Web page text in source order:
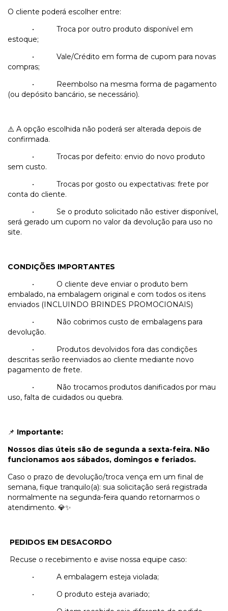
O cliente poderá escolher entre:
•
Troca por outro produto disponível em
estoque;
•
Vale/Crédito em forma de cupom para novas
compras;
•
Reembolso na mesma forma de pagamento
(ou depósito bancário, se necessário).
⚠️ A opção escolhida não poderá ser alterada depois de
confirmada.
•
Trocas por defeito: envio do novo produto
sem custo.
•
Trocas por gosto ou expectativas: frete por
conta do cliente.
•
Se o produto solicitado não estiver disponível,
será gerado um cupom no valor da devolução para uso no
site.
CONDIÇÕES IMPORTANTES
•
O cliente deve enviar o produto bem
embalado, na embalagem original e com todos os itens
enviados (INCLUINDO BRINDES PROMOCIONAIS)
•
Não cobrimos custo de embalagens para
devolução.
•
Produtos devolvidos fora das condições
descritas serão reenviados ao cliente mediante novo
pagamento de frete.
•
Não trocamos produtos danificados por mau
uso, falta de cuidados ou quebra.
📌 Importante:
Nossos dias úteis são de segunda a sexta-feira. Não
funcionamos aos sábados, domingos e feriados.
Caso o prazo de devolução/troca vença em um final de
semana, fique tranquilo(a): sua solicitação será registrada
normalmente na segunda-feira quando retornarmos o
atendimento. 💎✨
PEDIDOS EM DESACORDO
Recuse o recebimento e avise nossa equipe caso:
•
A embalagem esteja violada;
•
O produto esteja avariado;